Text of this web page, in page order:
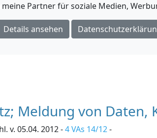
Partner für soziale Medien,
Details ansehen
Meldung von Daten,
v. 05.04. 2012 -4 VAs 14/12-